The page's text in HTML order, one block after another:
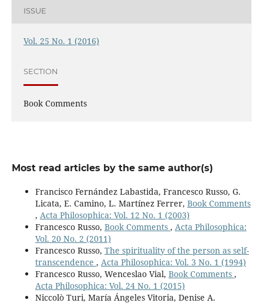
ISSUE
Vol. 25 No. 1 (2016)
SECTION
Book Comments
Most read articles by the same author(s)
Francisco Fernández Labastida, Francesco Russo, G.
Licata, E. Camino, L. Martínez Ferrer, Book Comments
, Acta Philosophica: Vol. 12 No. 1 (2003)
Francesco Russo, Book Comments , Acta Philosophica:
Vol. 20 No. 2 (2011)
Francesco Russo, The spirituality of the person as self-
transcendence , Acta Philosophica: Vol. 3 No. 1 (1994)
Francesco Russo, Wenceslao Vial, Book Comments ,
Acta Philosophica: Vol. 24 No. 1 (2015)
Niccolò Turi, María Ángeles Vitoria, Denise A.